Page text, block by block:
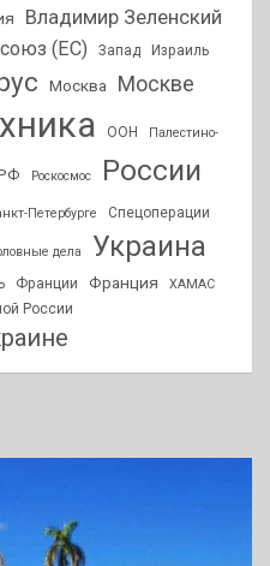
Владимир Зеленский
(ЕС) Запад Израиль
Москва Москве
ООН Палестино-
Роскосмос России
Петербурге Спецоперации
дела Украина
Франции Франция ХАМАС
России